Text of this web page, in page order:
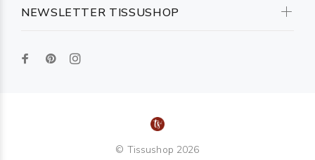
NEWSLETTER TISSUSHOP
© Tissushop 2026